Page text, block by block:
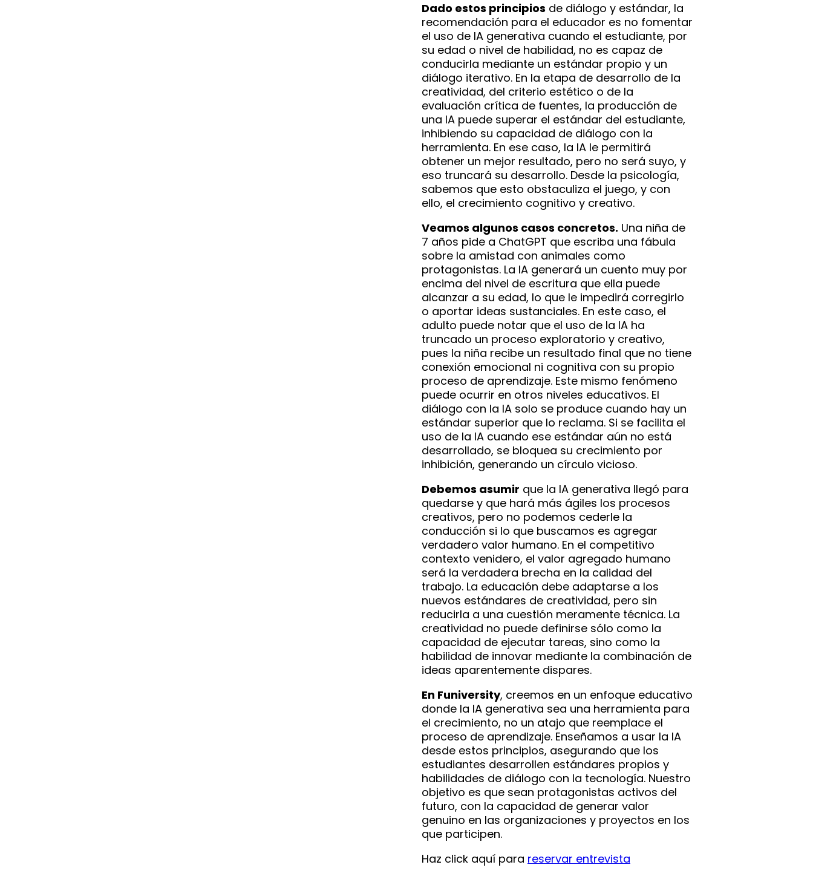
Dado estos principios de diálogo y estándar, la
recomendación para el educador es no fomentar
el uso de IA generativa cuando el estudiante, por
su edad o nivel de habilidad, no es capaz de
conducirla mediante un estándar propio y un
diálogo iterativo. En la etapa de desarrollo de la
creatividad, del criterio estético o de la
evaluación crítica de fuentes, la producción de
una IA puede superar el estándar del estudiante,
inhibiendo su capacidad de diálogo con la
herramienta. En ese caso, la IA le permitirá
obtener un mejor resultado, pero no será suyo, y
eso truncará su desarrollo. Desde la psicología,
sabemos que esto obstaculiza el juego, y con
ello, el crecimiento cognitivo y creativo.
Veamos algunos casos concretos. Una niña de
7 años pide a ChatGPT que escriba una fábula
sobre la amistad con animales como
protagonistas. La IA generará un cuento muy por
encima del nivel de escritura que ella puede
alcanzar a su edad, lo que le impedirá corregirlo
o aportar ideas sustanciales. En este caso, el
adulto puede notar que el uso de la IA ha
truncado un proceso exploratorio y creativo,
pues la niña recibe un resultado final que no tiene
conexión emocional ni cognitiva con su propio
proceso de aprendizaje. Este mismo fenómeno
puede ocurrir en otros niveles educativos. El
diálogo con la IA solo se produce cuando hay un
estándar superior que lo reclama. Si se facilita el
uso de la IA cuando ese estándar aún no está
desarrollado, se bloquea su crecimiento por
inhibición, generando un círculo vicioso.
Debemos asumir que la IA generativa llegó para
quedarse y que hará más ágiles los procesos
creativos, pero no podemos cederle la
conducción si lo que buscamos es agregar
verdadero valor humano. En el competitivo
contexto venidero, el valor agregado humano
será la verdadera brecha en la calidad del
trabajo. La educación debe adaptarse a los
nuevos estándares de creatividad, pero sin
reducirla a una cuestión meramente técnica. La
creatividad no puede definirse sólo como la
capacidad de ejecutar tareas, sino como la
habilidad de innovar mediante la combinación de
ideas aparentemente dispares.
En Funiversity, creemos en un enfoque educativo
donde la IA generativa sea una herramienta para
el crecimiento, no un atajo que reemplace el
proceso de aprendizaje. Enseñamos a usar la IA
desde estos principios, asegurando que los
estudiantes desarrollen estándares propios y
habilidades de diálogo con la tecnología. Nuestro
objetivo es que sean protagonistas activos del
futuro, con la capacidad de generar valor
genuino en las organizaciones y proyectos en los
que participen.
Haz click aquí para reservar entrevista